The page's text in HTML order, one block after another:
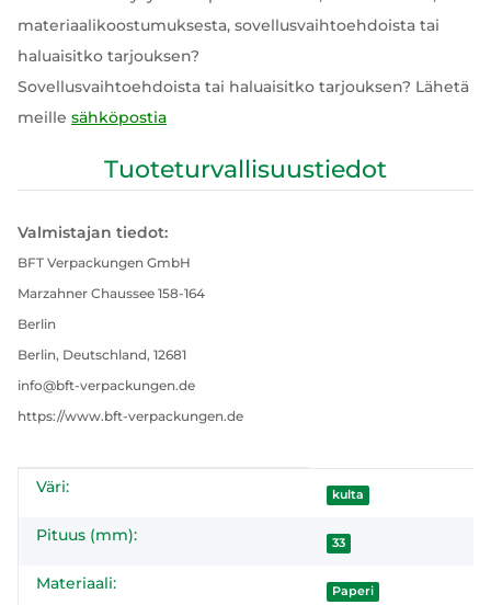
materiaalikoostumuksesta, sovellusvaihtoehdoista tai
haluaisitko tarjouksen?
Sovellusvaihtoehdoista tai haluaisitko tarjouksen? Lähetä
meille sähköpostia
Tuoteturvallisuustiedot
Valmistajan tiedot:
BFT Verpackungen GmbH
Marzahner Chaussee 158-164
Berlin
Berlin, Deutschland, 12681
info@bft-verpackungen.de
https://www.bft-verpackungen.de
#productDetails.itemInformation#
#productDetails.itemValue#
Väri: kulta
Pituus (mm): 33
Materiaali: Paperi